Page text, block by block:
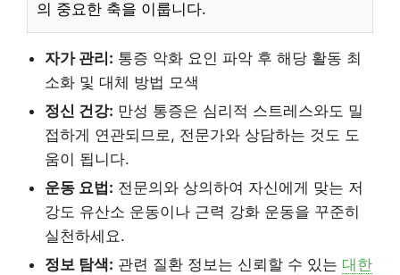
의 중요한 축을 이룹니다.
자가 관리: 통증 악화 요인 파악 후 해당 활동 최
소화 및 대체 방법 모색
정신 건강: 만성 통증은 심리적 스트레스와도 밀
접하게 연관되므로, 전문가와 상담하는 것도 도
움이 됩니다.
운동 요법: 전문의와 상의하여 자신에게 맞는 저
강도 유산소 운동이나 근력 강화 운동을 꾸준히
실천하세요.
정보 탐색: 관련 질환 정보는 신뢰할 수 있는 대한